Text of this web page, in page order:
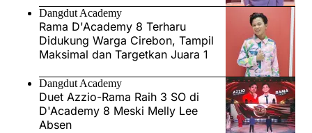
Dangdut Academy
Rama D'Academy 8 Terharu
Didukung Warga Cirebon, Tampil
Maksimal dan Targetkan Juara 1
Dangdut Academy
Duet Azzio-Rama Raih 3 SO di
D'Academy 8 Meski Melly Lee
Absen